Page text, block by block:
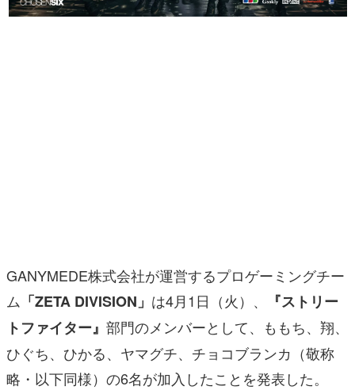
なんでゲームは面白い？
アプリレビュー
その他
電ファミニコゲーマーとは？
運営：株式会社マレ
GANYMEDE株式会社が運営するプロゲーミングチー
ム 「ZETA DIVISION」 は4月1日（火）、
『ストリー
トファイター』 部門のメンバーとして、ももち、翔、
ひぐち、ひかる、ヤマグチ、チョコブランカ（敬称
略・以下同様）の6名が加入したことを発表した。